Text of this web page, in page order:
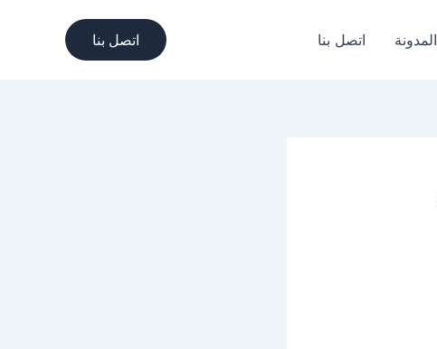
المدونة اتصل بنا اتصل بنا